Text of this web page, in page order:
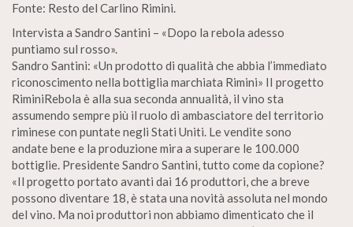
Fonte: Resto del Carlino Rimini.
Intervista a Sandro Santini – «Dopo la rebola adesso
puntiamo sul rosso».
Sandro Santini: «Un prodotto di qualità che abbia l’immediato
riconoscimento nella bottiglia marchiata Rimini» II progetto
RiminiRebola è alla sua seconda annualità, il vino sta
assumendo sempre più il ruolo di ambasciatore del territorio
riminese con puntate negli Stati Uniti. Le vendite sono
andate bene e la produzione mira a superare le 100.000
bottiglie. Presidente Sandro Santini, tutto come da copione?
«Il progetto portato avanti dai 16 produttori, che a breve
possono diventare 18, è stata una novità assoluta nel mondo
del vino. Ma noi produttori non abbiamo dimenticato che il